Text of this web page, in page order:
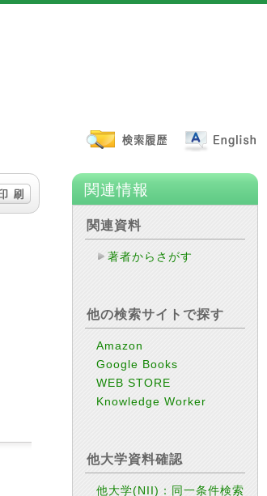
関連情報
関連資料
著者からさがす
他の検索サイトで探す
Amazon
Google Books
WEB STORE
Knowledge Worker
他大学資料確認
他大学(NII)：同一条件検索